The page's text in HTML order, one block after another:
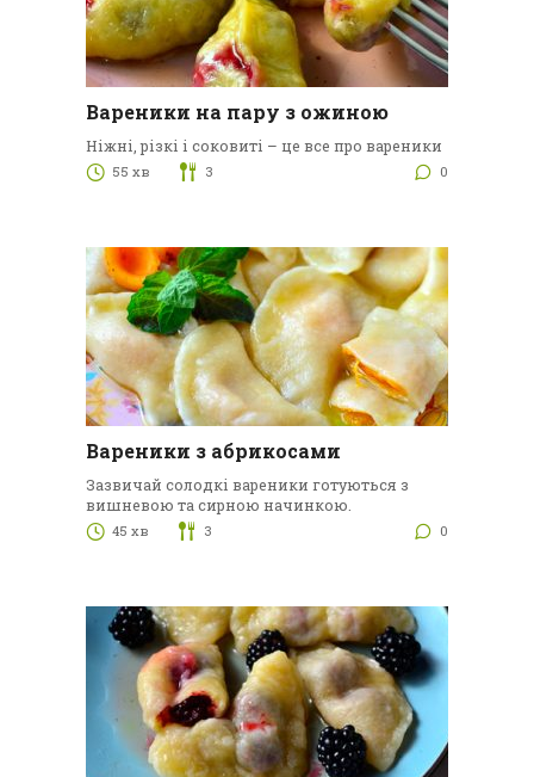
Вареники на пару з ожиною
Ніжні, різкі і соковиті – це все про вареники
55 хв 3 0
Вареники з абрикосами
Зазвичай солодкі вареники готуються з
вишневою та сирною начинкою.
45 хв 3 0